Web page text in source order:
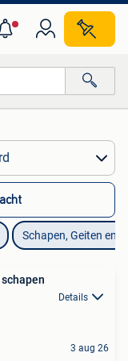
Schapen, Geiten en
Details
3 aug 26